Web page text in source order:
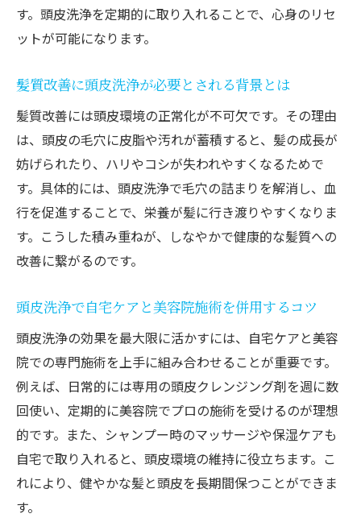
ヘッドスパと頭皮洗浄の最適な使い分け方
理想の頭皮環境を作るための洗浄ポイント
美容院で行う頭皮洗浄の正しい手順を紹介
頭皮トラブルを防ぐ洗浄ポイントと注意点
自分の頭皮タイプに合う頭皮洗浄の選び方
頭皮洗浄の頻度と効果的な習慣作りのポイ
ント
頭皮洗浄と日常ケアの組み合わせで美髪へ
専門的な頭皮洗浄を選ぶ際の注意点とは
とめ
美容院での頭皮洗浄の安全性と衛生面に注
目
頭皮洗浄前にやってはいけないことを知る
頭皮洗浄コース選びで失敗しないための工
夫
施術前後の頭皮状態チェックの重要性とは
頭皮洗浄の口コミや評判を活用する方法
す。頭皮洗浄を定期的に取り入れることで、心身のリセ
ットが可能になります。
髪質改善に頭皮洗浄が必要とされる背景とは
髪質改善には頭皮環境の正常化が不可欠です。その理由
は、頭皮の毛穴に皮脂や汚れが蓄積すると、髪の成長が
妨げられたり、ハリやコシが失われやすくなるためで
す。具体的には、頭皮洗浄で毛穴の詰まりを解消し、血
行を促進することで、栄養が髪に行き渡りやすくなりま
す。こうした積み重ねが、しなやかで健康的な髪質への
改善に繋がるのです。
頭皮洗浄で自宅ケアと美容院施術を併用するコツ
頭皮洗浄の効果を最大限に活かすには、自宅ケアと美容
院での専門施術を上手に組み合わせることが重要です。
例えば、日常的には専用の頭皮クレンジング剤を週に数
回使い、定期的に美容院でプロの施術を受けるのが理想
的です。また、シャンプー時のマッサージや保湿ケアも
自宅で取り入れると、頭皮環境の維持に役立ちます。こ
れにより、健やかな髪と頭皮を長期間保つことができま
す。